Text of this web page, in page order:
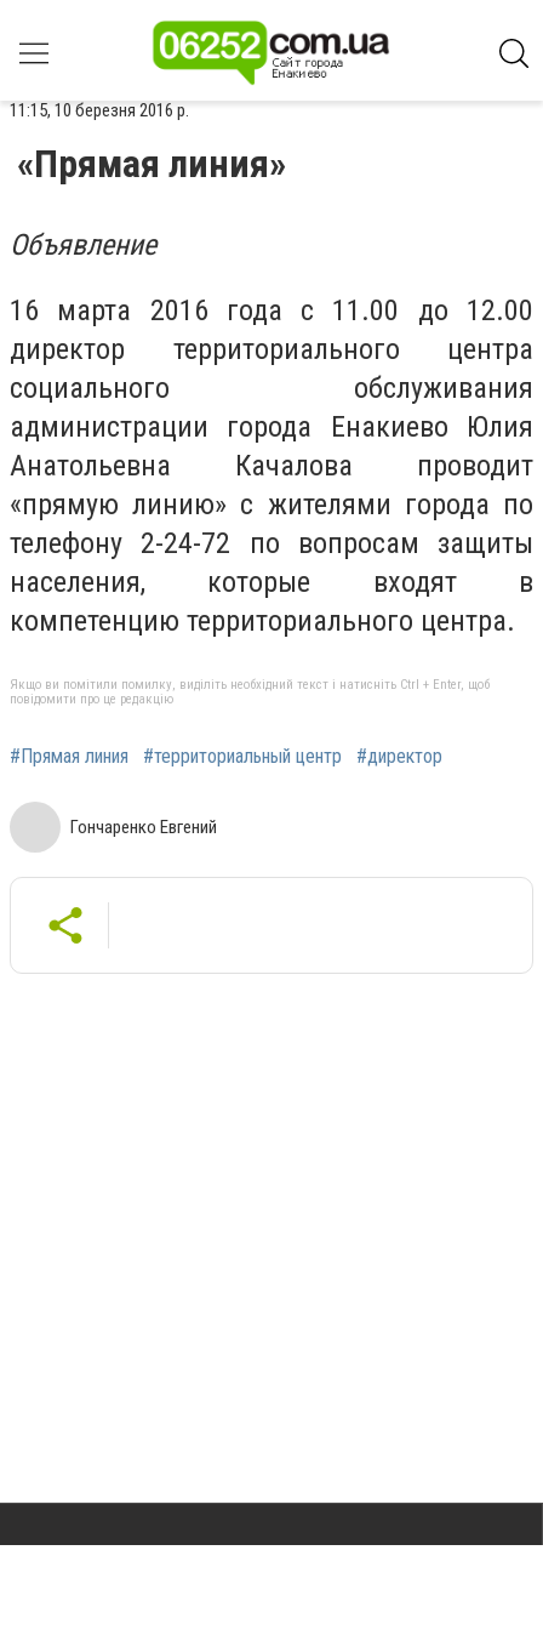
11:15, 10 березня 2016 р.
«Прямая линия»
Объявление
16 марта 2016 года с 11.00 до 12.00
директор территориального центра
социального обслуживания
администрации города Енакиево Юлия
Анатольевна Качалова проводит
«прямую линию» с жителями города по
телефону 2-24-72 по вопросам защиты
населения, которые входят в
компетенцию территориального центра.
Якщо ви помітили помилку, виділіть необхідний текст і натисніть Ctrl + Enter, щоб
повідомити про це редакцію
#Прямая линия #территориальный центр #директор
Гончаренко Евгений